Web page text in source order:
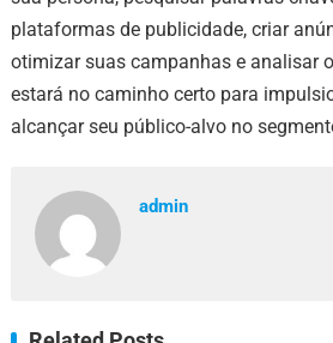
plataformas de publicidade, criar
otimizar suas campanhas e analisar
estará no caminho certo para
alcançar seu público-alvo no
admin